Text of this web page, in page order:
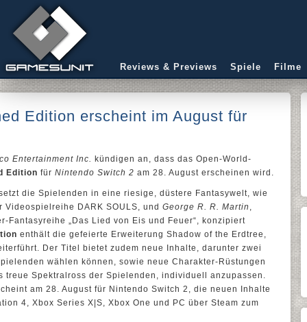
Reviews & Previews Spiele Filme
Edition erscheint im August für
Entertainment Inc. kündigen an, dass das Open-World-
Edition für Nintendo Switch 2 am 28. August erscheinen wird.
die Spielenden in eine riesige, düstere Fantasywelt, wie
Videospielreihe DARK SOULS, und George R. R. Martin ,
Fantasyreihe „Das Lied von Eis und Feuer“, konzipiert
enthält die gefeierte Erweiterung Shadow of the Erdtree,
Der Titel bietet zudem neue Inhalte, darunter zwei
wählen können, sowie neue Charakter-Rüstungen
treue Spektralross der Spielenden, individuell anzupassen.
am 28. August für Nintendo Switch 2, die neuen Inhalte
4, Xbox Series X|S, Xbox One und PC über Steam zum